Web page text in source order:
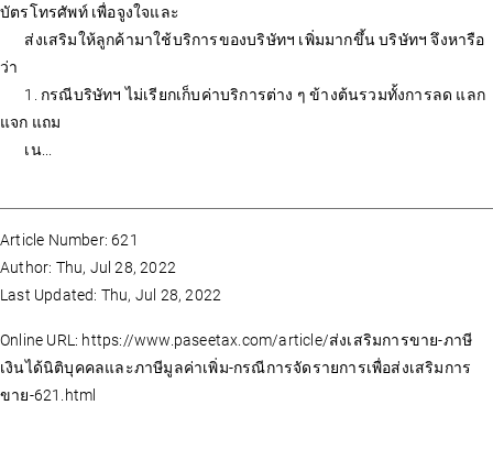
บัตรโทรศัพท์ เพื่อจูงใจและ
ส่งเสริมให้ลูกค้ามาใช้บริการของบริษัทฯ เพิ่มมากขึ้น บริษัทฯ จึงหารือ
ว่า
1. กรณีบริษัทฯ ไม่เรียกเก็บค่าบริการต่าง ๆ ข้างต้นรวมทั้งการลด แลก
แจก แถม
เน...
Article Number: 621
Author: Thu, Jul 28, 2022
Last Updated: Thu, Jul 28, 2022
Online URL: https://www.paseetax.com/article/ส่งเสริมการขาย-ภาษี
เงินได้นิติบุคคลและภาษีมูลค่าเพิ่ม-กรณีการจัดรายการเพื่อส่งเสริมการ
ขาย-621.html